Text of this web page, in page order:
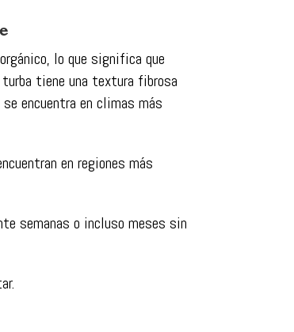
lo que significa que
tiene una textura fibrosa
encuentra en climas más
en regiones más
semanas o incluso meses sin